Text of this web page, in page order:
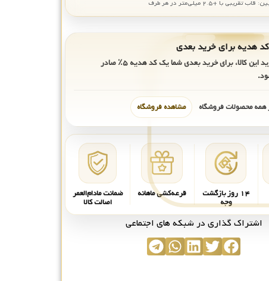
با +۲.۵ میلی‌متر در هر طرف
این کالا، برای خرید بعدی شما یک کد هدیه۵٪ صادر
همه محصولات فروشگاه مشاهده فروشگاه
۱۴ روز بازگشت
وجه
قرعه‌کشی ماهانه ضمانت مادام‌العمر
اصالت کالا
اشتراک گذاری در شبکه های اجتماعی